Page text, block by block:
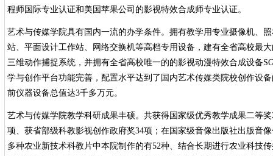
程师国际专业认证和美国苹果公司的影视特效合成师专业认证。
艺术与传媒学院具有国内一流的办学条件。拥有教学用专业摄像机、
站、平面设计工作站、网络交换机等高档专用设备，建有全省高校最
三维动作捕捉系统，并拥有全省高校唯一的的影视动漫特效合成设备
学与创作平台功能完善，配置水平达到了国内艺术传媒类院校创作设
前仪器设备总值达3千多万元。
艺术与传媒学院教学科研成果丰硕。共获得国家级优秀教学成果二等
项、获省部级科教影视创作政府奖34项；在国家级音像出版社出版音
多种农业新技术科教片中本院制作的有52种、结合长期进行农业科技